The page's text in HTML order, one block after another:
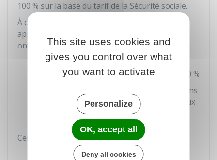
100 % sur la base du tarif de la Sécurité sociale.
À cet effet, un modèle spécifique d'ordonnance,
appelée
ordonnance comporte 2 zones distinctes :
Une partie haute réservée aux soins en
rapport avec l'ALD, pris en charge à
100 %
Une partie basse réservée aux soins sans
rapport avec l'ALD, remboursés aux taux
habituels de la Sécurité sociale.
Certains frais restentà votre charge
Les dépassements d'honoraires
This site uses cookies and
gives you control over what
you want to activate
Personalize
OK, accept all
Deny all cookies